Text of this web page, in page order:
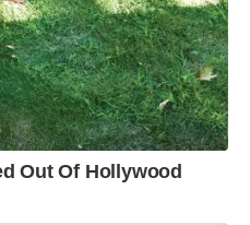
Out Of Hollywood